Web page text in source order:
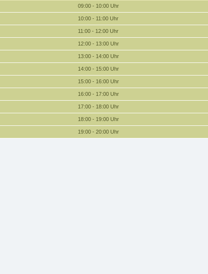
09:00 - 10:00 Uhr
10:00 - 11:00 Uhr
11:00 - 12:00 Uhr
12:00 - 13:00 Uhr
13:00 - 14:00 Uhr
14:00 - 15:00 Uhr
15:00 - 16:00 Uhr
16:00 - 17:00 Uhr
17:00 - 18:00 Uhr
18:00 - 19:00 Uhr
19:00 - 20:00 Uhr